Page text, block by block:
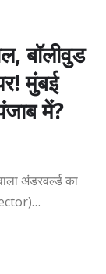
बॉलीवुड
मुंबई
में?
अंडरवर्ल्ड का